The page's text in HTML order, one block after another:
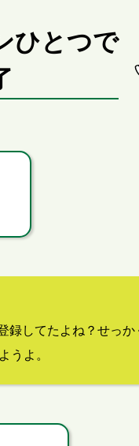
ひとつで
録してたよね？せっか
うよ。